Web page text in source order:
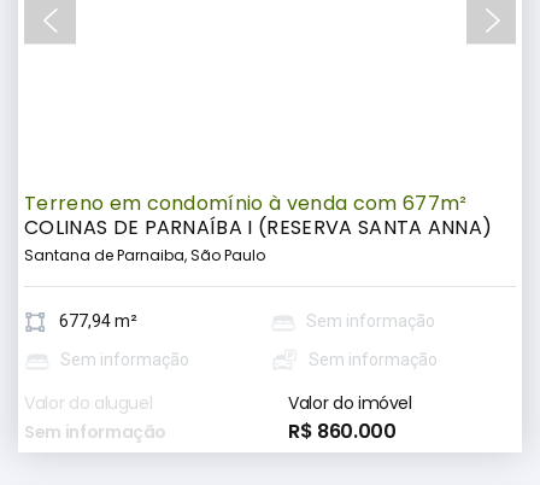
Terreno em condomínio à venda com 677m²
COLINAS DE PARNAÍBA I (RESERVA SANTA ANNA)
Santana de Parnaiba, São Paulo
677,94 m²
Sem informação
Sem informação
Sem informação
Valor do aluguel
Sem informação
Valor do imóvel
R$ 860.000